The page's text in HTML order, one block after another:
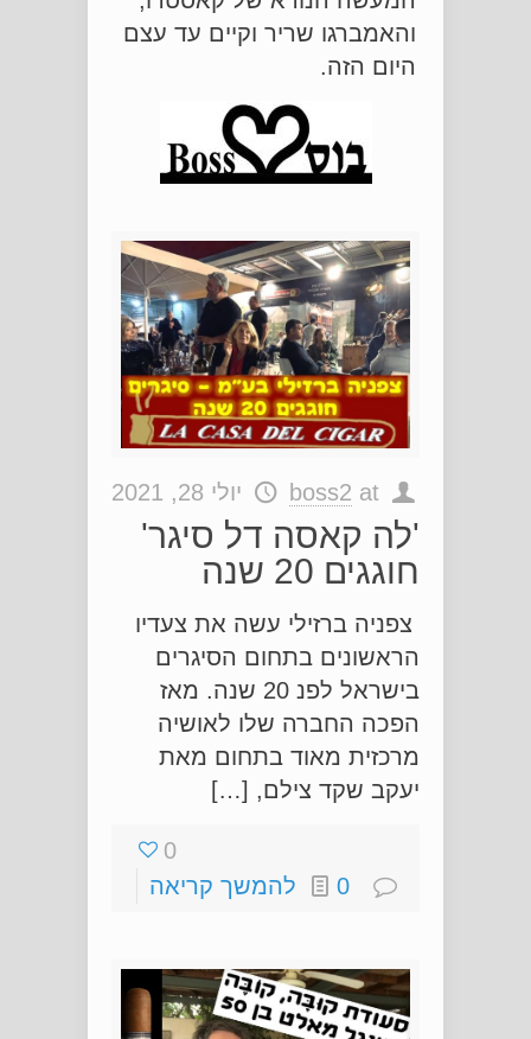
והאמברגו שריר וקיים עד עצם
היום הזה.
boss2 at יולי 28, 2021
'לה קאסה דל סיגר'
חוגגים 20 שנה
צפניה ברזילי עשה את צעדיו
הראשונים בתחום הסיגרים
בישראל לפנ 20 שנה. מאז
הפכה החברה שלו לאושיה
מרכזית מאוד בתחום מאת
יעקב שקד צילם, […]
0
0
להמשך קריאה